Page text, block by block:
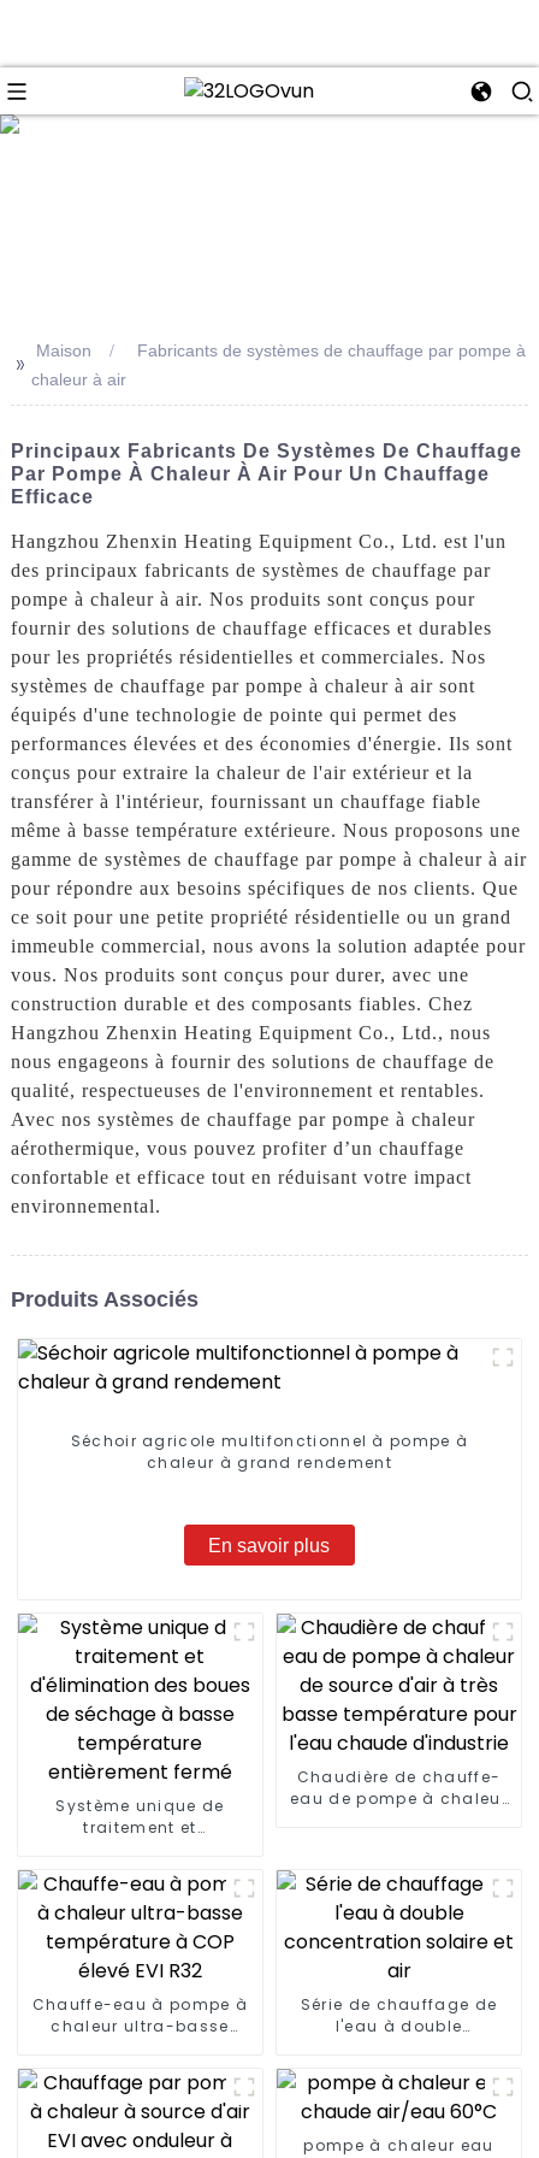
>> Maison
Fabricants de systèmes de chauffage par pompe à
chaleur à air
Principaux Fabricants De Systèmes De Chauffage
Par Pompe À Chaleur À Air Pour Un Chauffage
Efficace
Hangzhou Zhenxin Heating Equipment Co., Ltd. est l'un
des principaux fabricants de systèmes de chauffage par
pompe à chaleur à air. Nos produits sont conçus pour
fournir des solutions de chauffage efficaces et durables
pour les propriétés résidentielles et commerciales. Nos
systèmes de chauffage par pompe à chaleur à air sont
équipés d'une technologie de pointe qui permet des
performances élevées et des économies d'énergie. Ils sont
conçus pour extraire la chaleur de l'air extérieur et la
transférer à l'intérieur, fournissant un chauffage fiable
même à basse température extérieure. Nous proposons une
gamme de systèmes de chauffage par pompe à chaleur à air
pour répondre aux besoins spécifiques de nos clients. Que
ce soit pour une petite propriété résidentielle ou un grand
immeuble commercial, nous avons la solution adaptée pour
vous. Nos produits sont conçus pour durer, avec une
construction durable et des composants fiables. Chez
Hangzhou Zhenxin Heating Equipment Co., Ltd., nous
nous engageons à fournir des solutions de chauffage de
qualité, respectueuses de l'environnement et rentables.
Avec nos systèmes de chauffage par pompe à chaleur
aérothermique, vous pouvez profiter d’un chauffage
confortable et efficace tout en réduisant votre impact
environnemental.
Produits Associés
Séchoir agricole multifonctionnel à pompe à
chaleur à grand rendement
En savoir plus
Système unique de
traitement et
de séchage à basse
température entièrement
fermé
Chaudière de chauffe-
eau de pompe à chaleur
Chauffe-eau à pompe à
chaleur ultra-basse
Série de chauffage de
l'eau à double
pompe à chaleur eau